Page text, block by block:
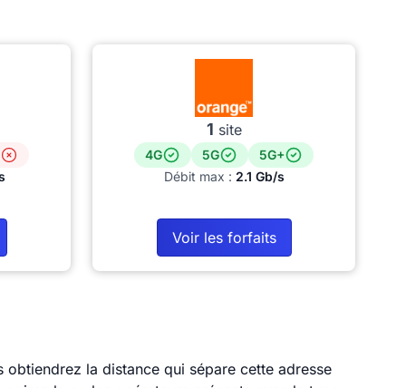
1 site
4G 5G
5G+
Débit max : 2.1 Gb/s
Voir les forfaits
la distance qui sépare cette adresse